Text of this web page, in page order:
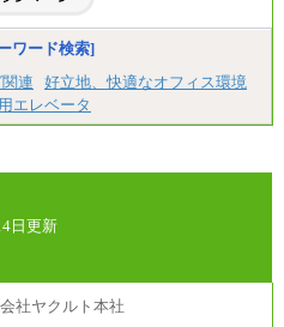
た場合は別途支給
与に変更はございません
ワード検索]
連
好立地、快適なオフィス環境
エレベータ
日更新